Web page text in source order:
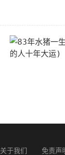
关于我们 免责声